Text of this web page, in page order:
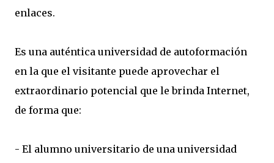
enlaces.
Es una auténtica universidad de autoformación
en la que el visitante puede aprovechar el
extraordinario potencial que le brinda Internet,
de forma que:
- El alumno universitario de una universidad